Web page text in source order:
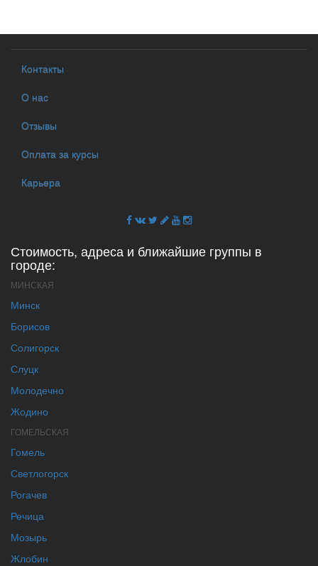
Контакты
О нас
Отзывы
Оплата за курсы
Карьера
Стоимость, адреса и ближайшие группы в
городе:
МИНСКАЯ
Минск
Борисов
Солигорск
Слуцк
Молодечно
Жодино
ГОМЕЛЬСКАЯ
Гомель
Светлогорск
Рогачев
Речица
Мозырь
Жлобин